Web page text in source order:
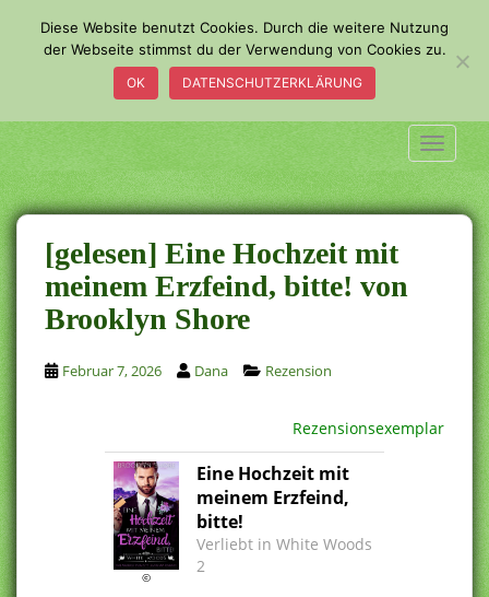
o
m
a
i
n
c
o
n
t
e
n
t
[gelesen] Eine Hochzeit mit
meinem Erzfeind, bitte! von
Brooklyn Shore
Februar 7, 2026 Dana Rezension
Rezensionsexemplar
©
Eine Hochzeit mit
meinem Erzfeind,
bitte!
Verliebt in White Woods
2
Diese Website benutzt Cookies. Durch die weitere Nutzung
der Webseite stimmst du der Verwendung von Cookies zu.
OK DATENSCHUTZERKLÄRUNG